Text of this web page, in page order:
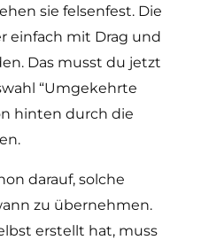
sie felsenfest. Die
einfach mit Drag und
Das musst du jetzt
“Umgekehrte
hinten durch die
darauf, solche
zu übernehmen.
erstellt hat, muss